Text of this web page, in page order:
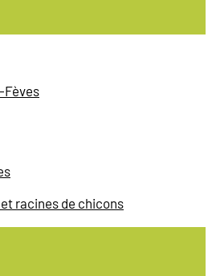
racines de chicons